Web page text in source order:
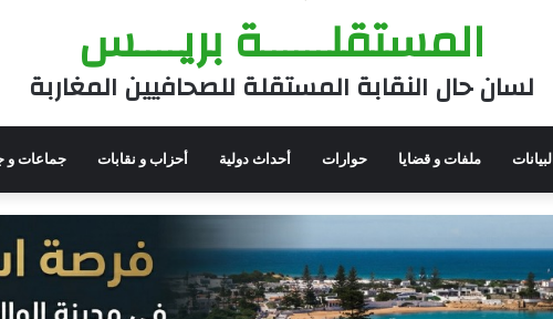
المستقلــــــة بريــــس
لسان حال النقابة المستقلة للصحافيين المغاربة
البيانات ملفات و قضايا حوارات أحداث دولية أحزاب و نقابات جماعات و